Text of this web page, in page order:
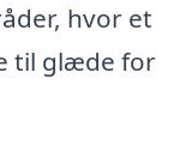
hvor et
til glæde for